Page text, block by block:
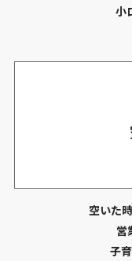
小
空いた
営
子